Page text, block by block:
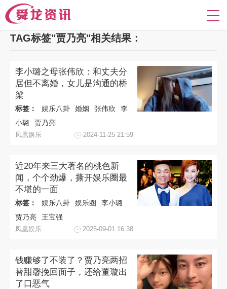
TAG标签"贾乃亮"相关结果：
李小璐之母张伟欣：和丈夫分
居但不离婚，女儿是沟通的桥
梁
标签： 娱乐八卦 婚姻 张伟欣
李
小璐
贾乃亮
凤凰娱乐 2024-11-25 21:59
近20年来三大著名的桃色新
闻，个个劲爆，撕开娱乐圈最
不堪的一面
标签： 娱乐八卦 娱乐圈
李小璐
贾乃亮
王宝强
凤凰娱乐 2025-09-01 16:38
钱赚够了不装了？贾乃亮两招
替甜馨挽回面子，还给董璇出
了口恶气